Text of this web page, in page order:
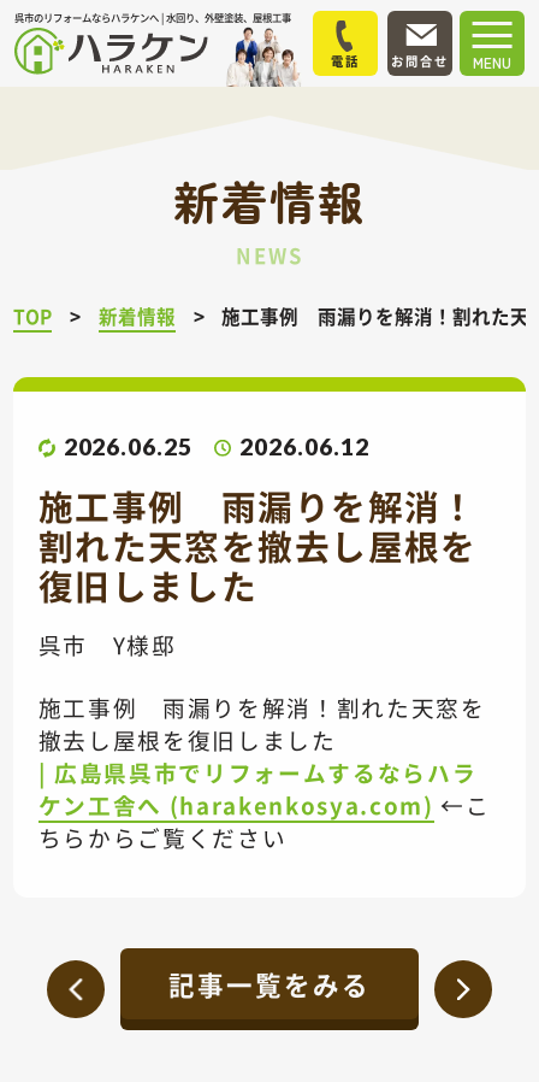
呉市のリフォームならハラケンへ | 水回り、外壁塗装、屋根工事
MENU
電話 お問合せ
新着情報
NEWS
TOP 新着情報 施工事例 雨漏りを解消！割れた天
2026.06.25 2026.06.12
施工事例 雨漏りを解消！
割れた天窓を撤去し屋根を
復旧しました
呉市 Y様邸
施工事例 雨漏りを解消！割れた天窓を
撤去し屋根を復旧しました
| 広島県呉市でリフォームするならハラ
ケン工舎へ (harakenkosya.com) ←こ
ちらからご覧ください
記事一覧をみる